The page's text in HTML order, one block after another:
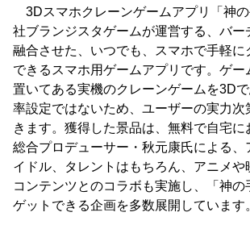
3Dスマホクレーンゲームアプリ「神
社ブランジスタゲームが運営する、バー
融合させた、いつでも、スマホで手軽に
できるスマホ用ゲームアプリです。ゲー
置いてある実機のクレーンゲームを3D
率設定ではないため、ユーザーの実力次
きます。獲得した景品は、無料で自宅に
総合プロデューサー・秋元康氏による、
イドル、タレントはもちろん、アニメや
コンテンツとのコラボも実施し、「神
ゲットできる企画を多数展開しています